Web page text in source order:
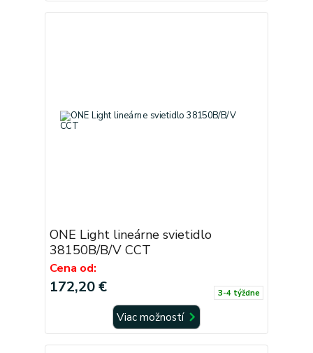
ONE Light lineárne svietidlo
38150B/B/V CCT
Cena od:
172,20 € 3-4 týždne
Viac možností